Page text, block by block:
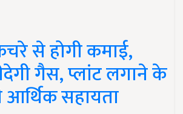
से होगी कमाई,
गैस, प्लांट लगाने के
सहायता